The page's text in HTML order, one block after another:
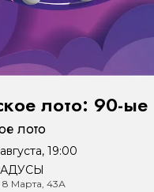
лото: 90-ые
лото
19:00
8 Марта, 43А